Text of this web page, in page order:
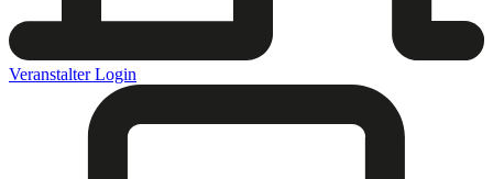
Veranstalter Login